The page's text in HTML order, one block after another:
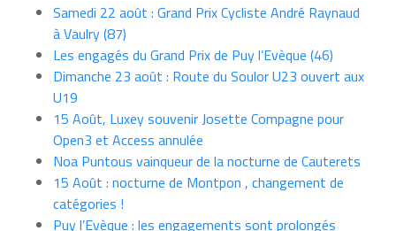
Samedi 22 août : Grand Prix Cycliste André Raynaud
à Vaulry (87)
Les engagés du Grand Prix de Puy l’Evèque (46)
Dimanche 23 août : Route du Soulor U23 ouvert aux
U19
15 Août, Luxey souvenir Josette Compagne pour
Open3 et Access annulée
Noa Puntous vainqueur de la nocturne de Cauterets
15 Août : nocturne de Montpon , changement de
catégories !
Puy l’Evèque : les engagements sont prolongés